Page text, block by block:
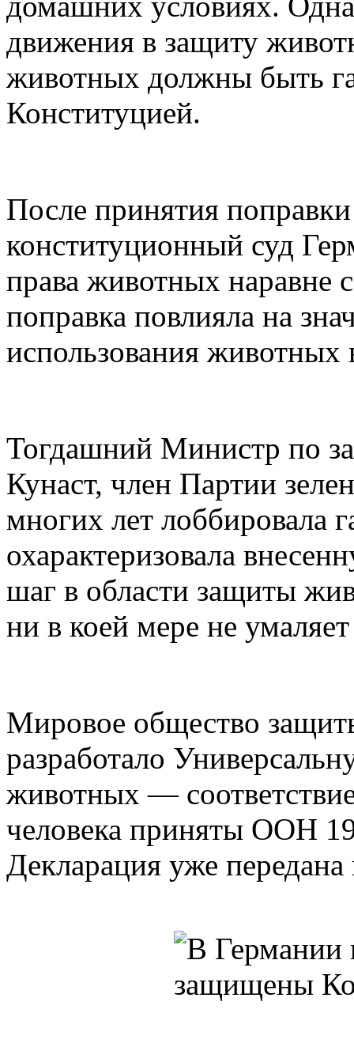
движения в защиту
животных должны быть
Конституцией.
После принятия
конституционный суд
права животных наравне
поправка повлияла на
использования животных
Тогдашний Министр по
Кунаст, член Партии
многих лет лоббировала
охарактеризовала
шаг в области защиты
ни в коей мере не
Мировое общество
разработало
животных —
человека приняты ООН
Декларация уже